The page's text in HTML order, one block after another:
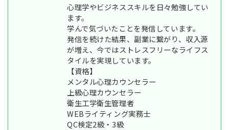
心理学やビジネススキルを日々勉強してい
ます。
学んで気づいたことを発信しています。
発信を続けた結果、副業に繋がり、収入源
が増え、今ではストレスフリーなライフス
タイルを実現しています。
【資格】
メンタル心理カウンセラー
上級心理カウンセラー
衛生工学衛生管理者
WEBライティング実務士
QC検定2級・3級